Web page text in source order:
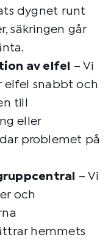
dygnet runt
säkringen går
av elfel
– Vi
elfel snabbt och
till
eller
problemet på
– Vi
och
hemmets